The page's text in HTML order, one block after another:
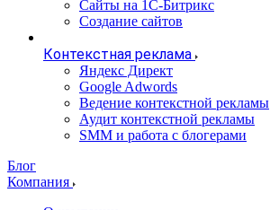
Сайты на 1С-Битрикс
Создание сайтов
Контекстная реклама
Яндекс Директ
Google Adwords
Ведение контекстной рекламы
Аудит контекстной рекламы
SMM и работа с блогерами
Блог
Компания